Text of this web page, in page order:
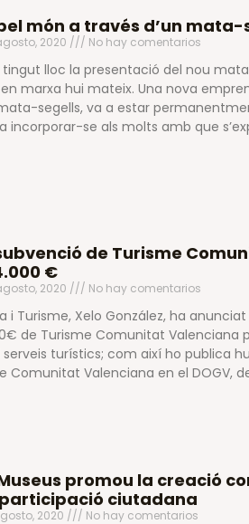
món a través d’un
2020 No hay comentarios
lloc la presentació del nou
en marxa hui mateix. Una nova
segells, va a estar
incorporar-se als molts amb que
de Turisme
€
2020 No hay comentarios
i Turisme, Xelo González, ha
de Turisme Comunitat Valenciana
turístics; com així ho publica
Comunitat Valenciana en el DOGV,
promou la creació
ciutadana
2020 No hay comentarios